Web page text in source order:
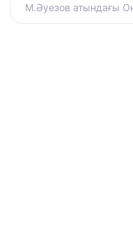
М.Әуезов атындағы